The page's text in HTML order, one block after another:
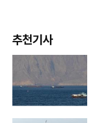
추천기사